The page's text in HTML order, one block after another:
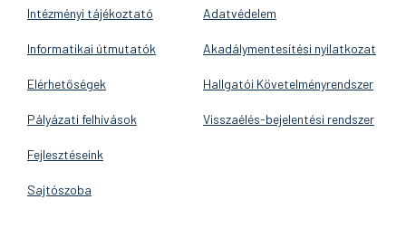
Intézményi tájékoztató
Informatikai útmutatók
Elérhetőségek
Pályázati felhívások
Fejlesztéseink
Sajtószoba
Adatvédelem
Akadálymentesítési nyilatkozat
Hallgatói Követelményrendszer
Visszaélés-bejelentési rendszer